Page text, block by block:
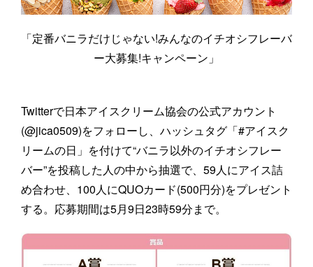
「定番バニラだけじゃない!みんなのイチオシフレーバ
ー大募集!キャンペーン」
Twitterで日本アイスクリーム協会の公式アカウント
(@jica0509)をフォローし、ハッシュタグ「#アイスク
リームの日」を付けて“バニラ以外のイチオシフレー
バー”を投稿した人の中から抽選で、59人にアイス詰
め合わせ、100人にQUOカード(500円分)をプレゼント
する。応募期間は5月9日23時59分まで。